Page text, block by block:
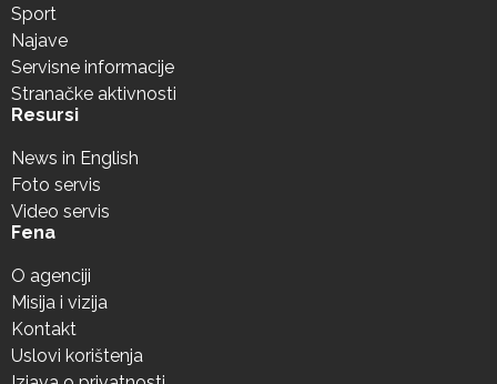
Sport
Najave
Servisne informacije
Stranačke aktivnosti
Resursi
News in English
Foto servis
Video servis
Fena
O agenciji
Misija i vizija
Kontakt
Uslovi korištenja